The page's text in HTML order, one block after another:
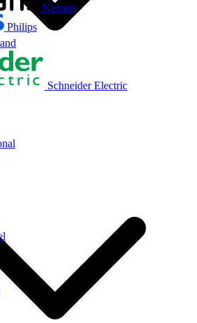
Nexans
Philips
Schneider Electric